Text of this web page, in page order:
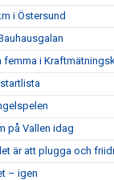
i Östersund
femma i
på Vallen idag
är att plugga och
– igen